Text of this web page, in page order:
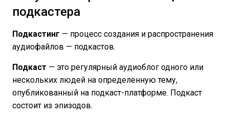
подкастера
Подкастинг — процесс создания и распространения
аудиофайлов — подкастов.
Подкаст — это регулярный аудиоблог одного или
нескольких людей на определённую тему,
опубликованный на подкаст-платформе. Подкаст
состоит из эпизодов.